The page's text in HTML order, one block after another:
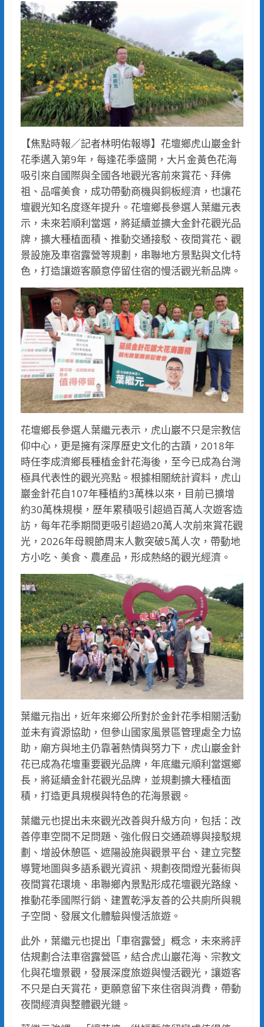
【焦點時報／記者林明佑報導】花壇鄉虎山巖金針
花季邁入第9年，每逢花季盛開，大片金黃色花海
吸引來自國際與全國各地觀光客前來賞花、拜佛
祖、品嚐美食，成功帶動商機與銅板經濟，也讓花
壇觀光知名度逐年提升。花壇鄉長參選人葉繼元表
示，未來若順利當選，將延續並擴大金針花觀光品
牌，擴大種植面積、推動交通接駁、夜間賞花、觀
景設施及車宿露營等規劃，串聯地方景點與文化特
色，打造讓遊客願意停留住宿的慢活觀光新品牌。
花壇鄉長參選人葉繼元表示，虎山巖不只是宗教信
仰中心，更是擁有深厚歷史文化的古蹟，2018年
時任李成濟鄉長種植金針花海後，至今已成為台灣
極具代表性的觀光亮點。根據相關統計資料，虎山
巖金針花自107年種植約3萬株以來，目前已擴增
約30萬株規模，歷年累積吸引超過百萬人次遊客造
訪，每年花季期間更吸引超過20萬人次前來賞花觀
光，2026年母親節周末人數突破5萬人次，帶動地
方小吃、美食、農產品，形成熱絡的觀光經濟。
葉繼元指出，近年來鄉公所對於金針花季相關活動
並未有資源協助，但參山國家風景區管理處全力協
助，廟方與地主仍靠著熱情與努力下，虎山巖金針
花已成為花壇重要觀光品牌，年底繼元順利當選鄉
長，將延續金針花觀光品牌，並規劃擴大種植面
積，打造更具規模與特色的花海景觀。
葉繼元也提出未來觀光改善與升級方向，包括：改
善停車空間不足問題、強化假日交通疏導與接駁規
劃、增設休憩區、遮陽設施與觀景平台、建立完整
導覽地圖與多語系觀光資訊、規劃夜間燈光藝術與
夜間賞花環境、串聯鄉內景點形成花壇觀光路線、
推動花季國際行銷、建置乾淨友善的公共廁所與親
子空間、發展文化體驗與慢活旅遊。
此外，葉繼元也提出「車宿露營」概念，未來將評
估規劃合法車宿露營區，結合虎山巖花海、宗教文
化與花壇景觀，發展深度旅遊與慢活觀光，讓遊客
不只是白天賞花，更願意留下來住宿與消費，帶動
夜間經濟與整體觀光鏈。